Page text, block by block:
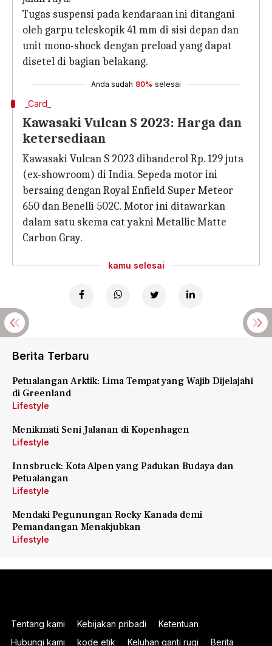
Tugas suspensi pada kendaraan ini ditangani
oleh garpu teleskopik 41 mm di sisi depan dan
unit mono-shock dengan preload yang dapat
disetel di bagian belakang.
Anda sudah 80% selesai
_Card_
Kawasaki Vulcan S 2023: Harga dan
ketersediaan
Kawasaki Vulcan S 2023 dibanderol Rp. 129 juta
(ex-showroom) di India. Sepeda motor ini
bersaing dengan Royal Enfield Super Meteor
650 dan Benelli 502C. Motor ini ditawarkan
dalam satu skema cat yakni Metallic Matte
Carbon Gray.
kamu selesai
Berita Terbaru
Petualangan Arktik: Lima Tempat yang Wajib Dijelajahi
di Greenland
Lifestyle
Menikmati Seni Jalanan di Kopenhagen
Lifestyle
Innsbruck: Kota Alpen yang Padukan Budaya dan
Petualangan
Lifestyle
Mendaki Pegunungan Rocky Kanada demi
Pemandangan Menakjubkan
Lifestyle
Tentang kami Kebijakan pribadi
Ketentuan
Hubungi kami
kode etik Keluhan ganti rugi Berita